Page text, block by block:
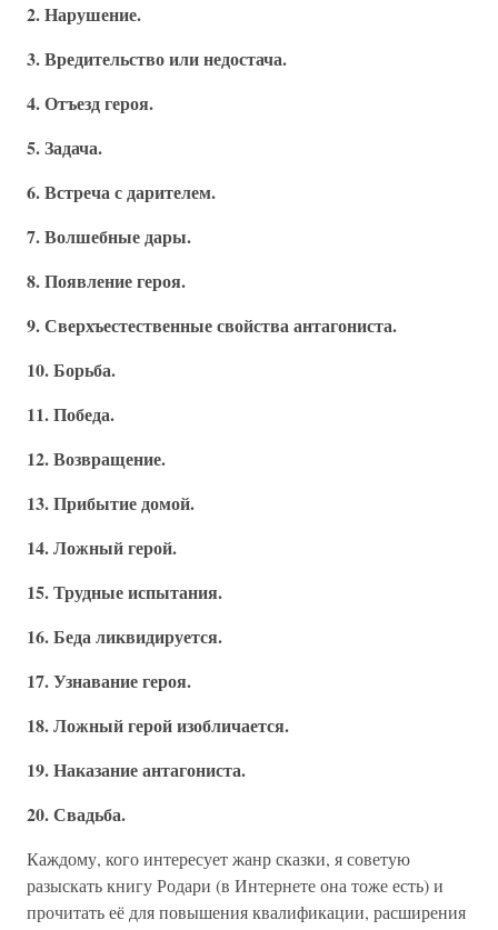
2. Нарушение.
3. Вредительство или недостача.
4. Отъезд героя.
5. Задача.
6. Встреча с дарителем.
7. Волшебные дары.
8. Появление героя.
9. Сверхъестественные свойства антагониста.
10. Борьба.
11. Победа.
12. Возвращение.
13. Прибытие домой.
14. Ложный герой.
15. Трудные испытания.
16. Беда ликвидируется.
17. Узнавание героя.
18. Ложный герой изобличается.
19. Наказание антагониста.
20. Свадьба.
Каждому, кого интересует жанр сказки, я советую
разыскать книгу Родари (в Интернете она тоже есть) и
прочитать её для повышения квалификации, расширения